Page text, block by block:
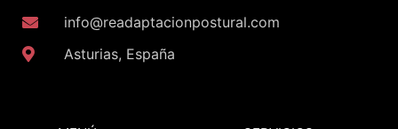
info@readaptacionpostural.com
Asturias, España